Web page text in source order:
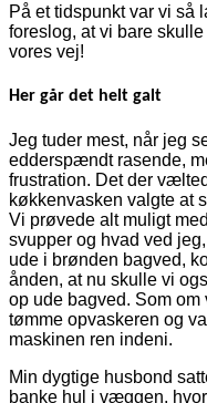
På et tidspunkt var vi så
foreslog, at vi bare
vores vej!
Her går det helt galt
Jeg tuder mest, når jeg
edderspændt rasende,
frustration. Det der
køkkenvasken valgte at
Vi prøvede alt muligt
svupper og hvad ved
ude i brønden bagved,
ånden, at nu skulle vi
op ude bagved. Som
tømme opvaskeren og
maskinen ren indeni.
Min dygtige husbond
banke hul i væggen,